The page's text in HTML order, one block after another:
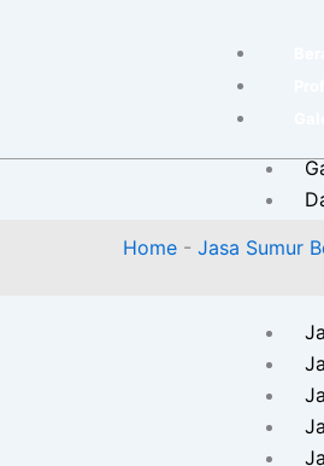
Home - Jasa Sumur